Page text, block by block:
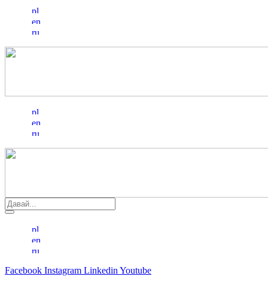
Facebook Instagram Linkedin Youtube